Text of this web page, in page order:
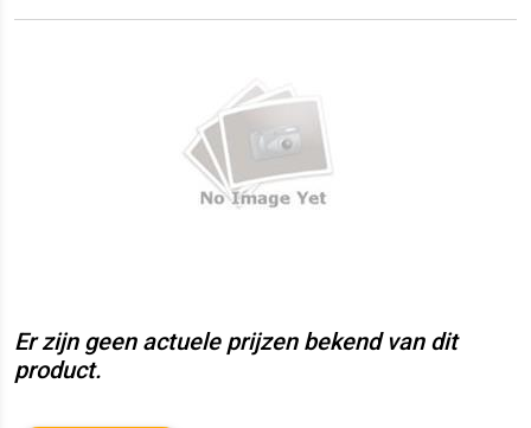
Er zijn geen actuele prijzen bekend van dit
product.